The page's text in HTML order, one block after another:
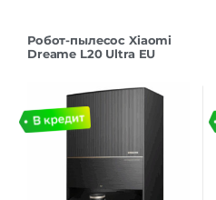
Робот-пылесос Xiaomi
Dreame L20 Ultra EU